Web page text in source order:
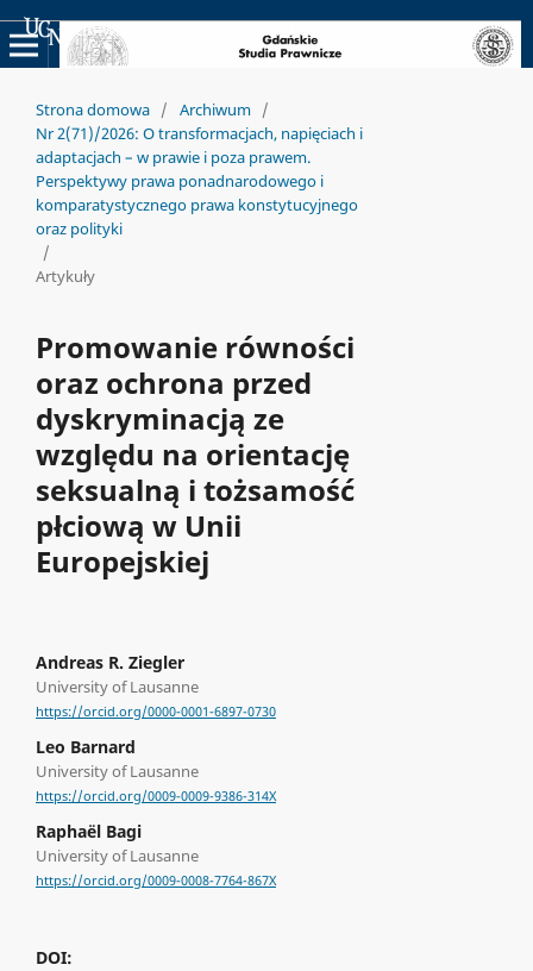
Uniwersyteckie Czasopisma Naukowe
Strona domowa / Archiwum /
Nr 2(71)/2026: O transformacjach, napięciach i
adaptacjach – w prawie i poza prawem.
Perspektywy prawa ponadnarodowego i
komparatystycznego prawa konstytucyjnego
oraz polityki
/
Artykuły
Promowanie równości
oraz ochrona przed
dyskryminacją ze
względu na orientację
seksualną i tożsamość
płciową w Unii
Europejskiej
Andreas R. Ziegler
University of Lausanne
https://orcid.org/0000-0001-6897-0730
Leo Barnard
University of Lausanne
https://orcid.org/0009-0009-9386-314X
Raphaël Bagi
University of Lausanne
https://orcid.org/0009-0008-7764-867X
DOI: